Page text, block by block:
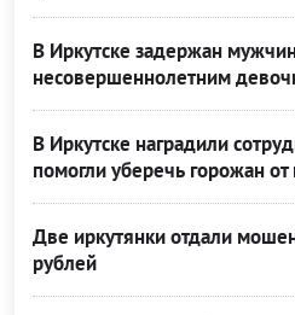
В Иркутске задержан
несовершеннолетним
В Иркутске наградили
помогли уберечь горожан
Две иркутянки отдали
рублей